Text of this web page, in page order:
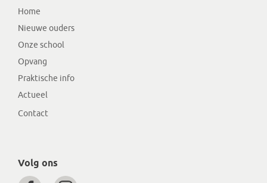
Home
Nieuwe ouders
Onze school
Opvang
Praktische info
Actueel
Contact
Volg ons